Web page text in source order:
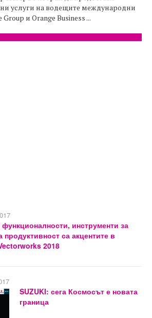
услуги на водещите международни
и Orange Business ...
функционалности, инструменти за
са акцентите в
2018
SUZUKI: сега Космосът е новата
граница